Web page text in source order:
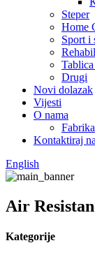
Steper
Home
Sport i
Drugi
Novi dolazak
Vijesti
O nama
Fabrika
Kontaktiraj
English
Air
Kategorije